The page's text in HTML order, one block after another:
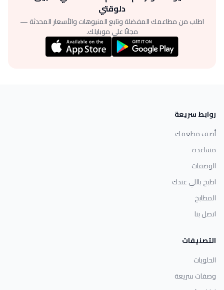
دلوقتي
اطلب من مطاعمك المفضلة وتابع المنيوهات والأسعار المحدثة —
مجانًا على موبايلك.
روابط سريعة
أضف مطعمك
مساعدة
الوصفات
اطبخ باللي عندك
المطابخ
اتصل بنا
التصنيفات
الحلويات
وصفات سريعة